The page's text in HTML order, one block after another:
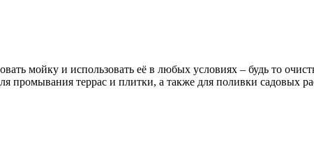
мойку и использовать её в любых условиях – будь то
промывания террас и плитки, а также для поливки садовых